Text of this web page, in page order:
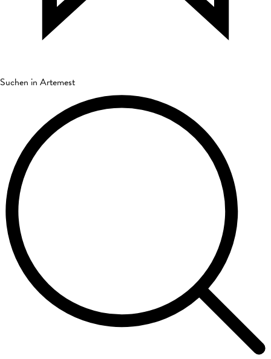
Suchen in Artemest